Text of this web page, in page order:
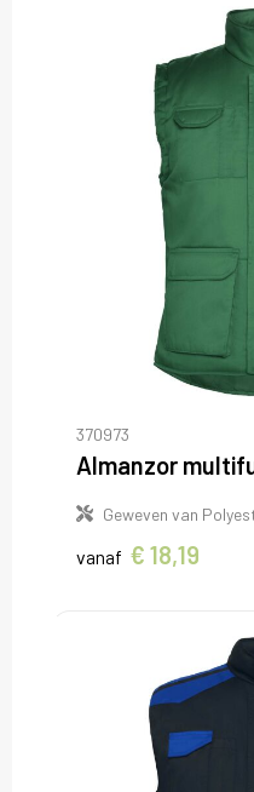
370973
Geweven van
vanaf € 18,19